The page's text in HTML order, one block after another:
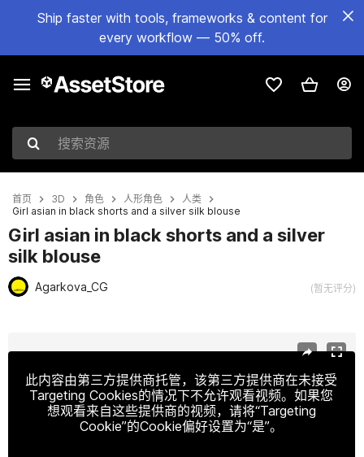
Ship faster with tools, frameworks & content for
every workflow — 50% off.
搜索资源
首页 3D 角色 人形角色
人类
Girl asian in black shorts and a silver silk blouse
Girl asian in black shorts and a silver
silk blouse
Agarkova_CG (暂无评分)
此内容由第三方提供商托管，该第三方提供商在未接受
Targeting Cookies的情况下不允许观看视频。如果您
想观看来自这些提供商的视频，请将“Targeting
Cookie”的Cookie偏好设置为“是”。